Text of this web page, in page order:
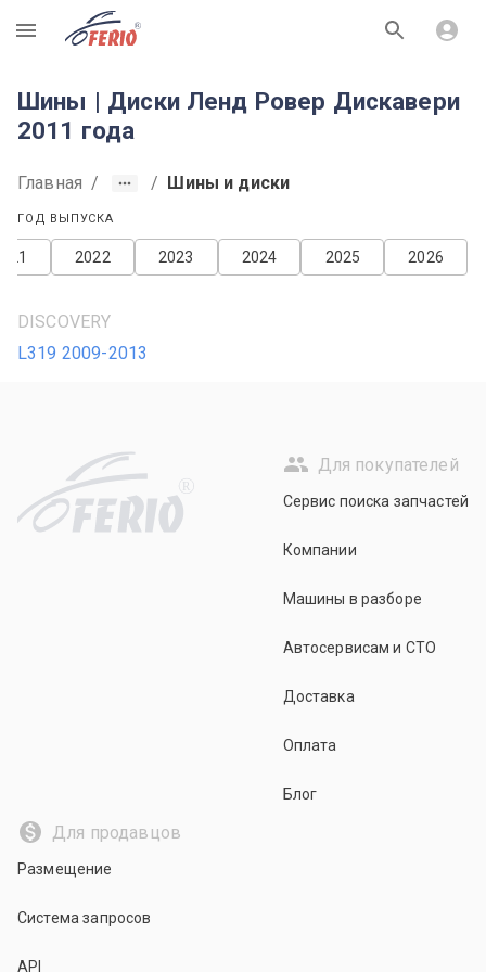
R
Шины | Диски Ленд Ровер Дискавери
2011 года
Главная / / Шины и диски
ГОД ВЫПУСКА
2026
2025
2024
2023
2022
DISCOVERY
L319 2009-2013
R
Для покупателей
Сервис поиска запчастей
Компании
Машины в разборе
Автосервисам и СТО
Доставка
Оплата
Блог
Для продавцов
Размещение
Система запросов
API